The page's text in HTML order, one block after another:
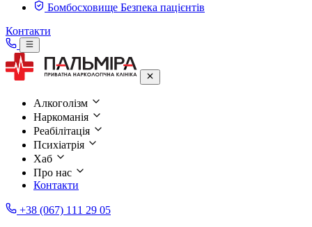
Бомбосховище Безпека пацієнтів
Контакти
Алкоголізм
Наркоманія
Реабілітація
Психіатрія
Хаб
Про нас
Контакти
+38 (067) 111 29 05